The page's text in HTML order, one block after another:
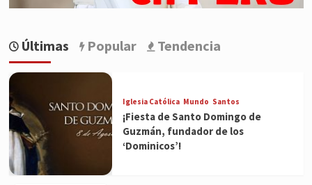
Últimas Popular Tendencia
Iglesia Católica Mundo Santos
¡Fiesta de Santo Domingo de
Guzmán, fundador de los
‘Dominicos’!